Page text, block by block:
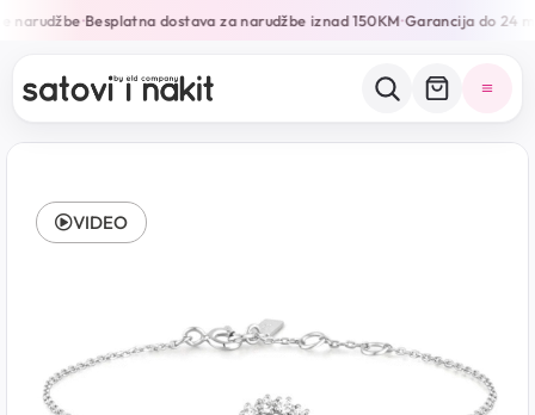
narudžbe•Besplatna dostava za narudžbe iznad 150KM•Garancija do 24
VIDEO